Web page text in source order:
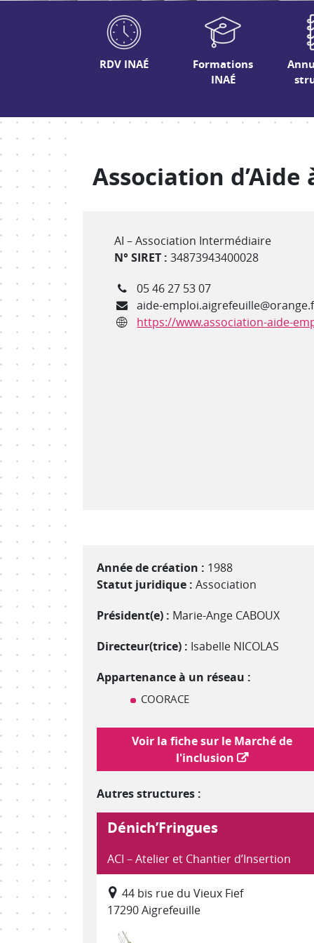
RDV INAÉ
Formations
INAÉ
Association d’Aide
Type de structure
AI – Association Intermédiaire
N° SIRET : 34873943400028
Téléphone
05 46 27 53 07
Courriel
aide-
Site internet
https://www.association-aide-
Année de création : 1988
Statut juridique : Association
Président(e) : Marie-Ange CABOUX
Directeur(trice) : Isabelle NICOLAS
Appartenance à un réseau :
COORACE
Lien vers le marché de l'inclusion
Voir la fiche sur le Marché de
l'inclusion
Autres structures :
Dénich’Fringues
ACI – Atelier et Chantier d’Insertion
44 bis rue du Vieux Fief
17290 Aigrefeuille